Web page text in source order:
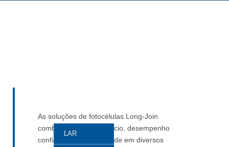
LAR
As soluções de fotocélulas Long-Join
combinam custo-benefício, desempenho
confiável e adaptabilidade em diversos